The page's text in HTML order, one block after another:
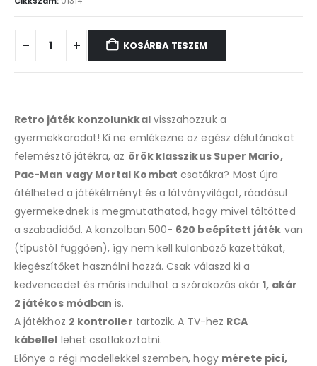
KOSÁRBA TESZEM
Retro játék konzolunkkalvisszahozzuk a
gyermekkorodat! Ki ne emlékezne az egész délutánokat
felemésztő játékra, az örök klasszikus Super Mario,
Pac-Man vagy Mortal Kombat csatákra? Most újra
átélheted a játékélményt és a látványvilágot, ráadásul
gyermekednek is megmutathatod, hogy mivel töltötted
a szabadidőd. A konzolban 500- 620 beépített játék van
(típustól függően), így nem kell különböző kazettákat,
kiegészítőket használni hozzá. Csak válaszd ki a
kedvencedet és máris indulhat a szórakozás akár1, akár
2 játékos módban is.
A játékhoz 2 kontroller tartozik. A TV-hez RCA
kábellel lehet csatlakoztatni.
Előnye a régi modellekkel szemben, hogy mérete pici,